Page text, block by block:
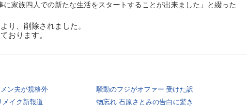
に家族四人での新たな生活をスタートすることが出来ました」と綴った
り、削除されました。
おります。
ン夫が規格外
騒動のフジがオファー 受けた訳
メイク新報道
物忘れ 石原さとみの告白に驚き